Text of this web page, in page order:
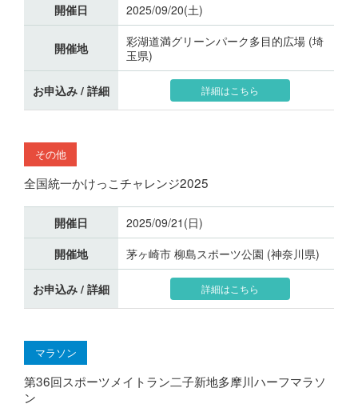
開催日 2025/09/20(土)
開催地
彩湖道満グリーンパーク多目的広場 (埼
玉県)
お申込み / 詳細 詳細はこちら
その他
全国統一かけっこチャレンジ2025
開催日
2025/09/21(日)
開催地
茅ヶ崎市 柳島スポーツ公園 (神奈川県)
お申込み / 詳細 詳細はこちら
マラソン
第36回スポーツメイトラン二子新地多摩川ハーフマラソ
ン